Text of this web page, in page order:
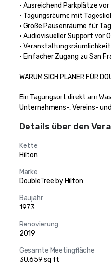
• Ausreichend Parkplätze
• Tagungsräume mit
• Große Pausenräume für
• Audiovisueller Support vor
•
• Einfacher Zugang zu San
WARUM SICH PLANER FÜR
Ein Tagungsort direkt am
Unternehmens-, Vereins-
Details über den
Kette
Hilton
Marke
DoubleTree by Hilton
Baujahr
1973
Renovierung
2019
Gesamte Meetingfläche
30.659 sq ft